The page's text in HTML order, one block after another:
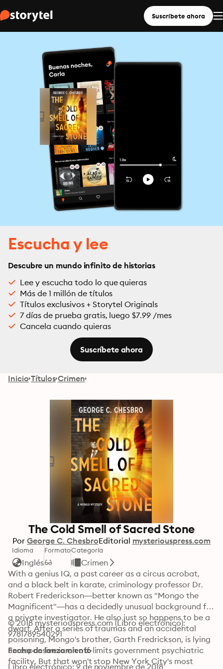
Suscríbete ahora
Escucha y lee
Descubre un mundo infinito de historias
Lee y escucha todo lo que quieras
Más de 1 millón de títulos
Títulos exclusivos + Storytel Originals
7 días de prueba gratis, luego $7.99 /mes
Cancela cuando quieras
Suscríbete ahora
Inicio Títulos Crimen
The Cold Smell of Sacred Stone
Por George C. ChesbroEditorial mysteriouspress.com
Idioma
Inglés
FormatoCategoría
Crimen
With a genius IQ, a past career as a circus acrobat,
and a black belt in karate, criminology professor Dr.
Robert Frederickson—better known as "Mongo the
Magnificent"—has a decidedly unusual background for
a private investigator. He also just so happens to be a
dwarf. After a series of traumas and an accidental
poisoning, Mongo's brother, Garth Fredrickson, is lying
unresponsive in an off-limits government psychiatric
facility. But that won't stop New York City's most
© 2018 mysteriouspress.com (Libro electrónico):
9781789540291
Fecha de lanzamiento
Libro electrónico: 9 de noviembre de 2018